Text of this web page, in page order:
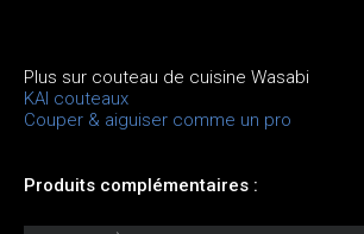
Plus sur couteau de cuisine Wasabi
KAI couteaux
Couper & aiguiser comme un pro
Produits complémentaires :